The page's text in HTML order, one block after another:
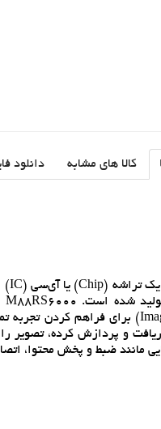
کالا های مشابه دانلود
و پردازش کرده، تصوير
مانند ضبط و پخش محتوا،